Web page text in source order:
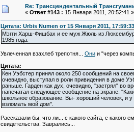
Re: Трансцендентальный
« Ответ #143 : 15 Января 2011, 20:52:41 »
Цитата: Urbis Numen от 15 Января 2011, 17:59:33
Мэгги Харш-Фишбах и ее муж Жюль из
1985 года.
Увлеченная взахлеб трепотня... Онии "через
Цитата:
Кен Уэбстер принял около 250 сообщений на
очевидно, выступал в роли привидения в доме
раньше. Гарден как дух, очевидно, "застрял" во
напечатал следующее сообщение на экране:
школьное образование. Вы- хороший человек, и
взломать мой дом".
Рассказали бы, что ли... с какого сайта, с какого
свидетельства. Заврались...